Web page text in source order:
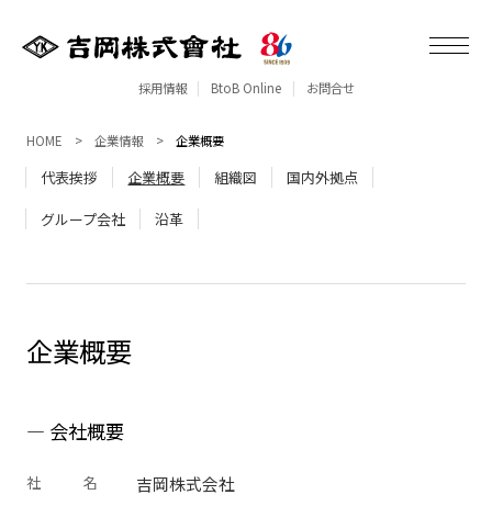
採用情報 BtoB Online お問合せ
HOME 企業情報 企業概要
代表挨拶 企業概要 組織図
国内外拠点
グループ会社
沿革
企業概要
会社概要
社 名 吉岡株式会社